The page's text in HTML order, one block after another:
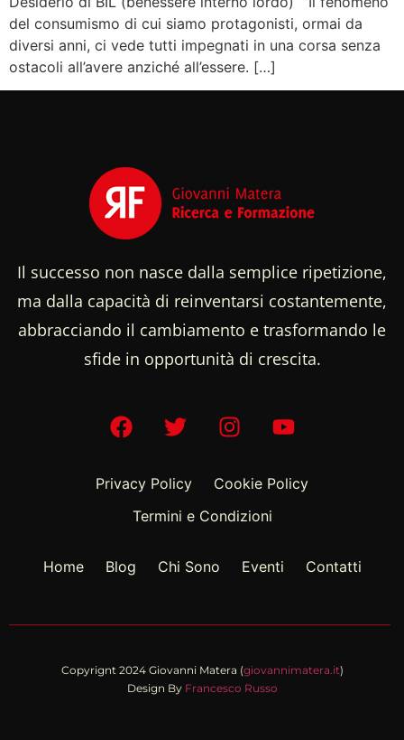
del consumismo di cui siamo protagonisti, ormai da
diversi anni, ci vede tutti impegnati in una corsa senza
ostacoli all’avere anziché all’essere. […]
Il successo non nasce dalla semplice ripetizione,
ma dalla capacità di reinventarsi costantemente,
abbracciando il cambiamento e trasformando le
sfide in opportunità di crescita.
Privacy Policy
Cookie Policy
Termini e Condizioni
Home Blog Chi Sono Eventi Contatti
Copyrignt 2024 Giovanni Matera (giovannimatera.it)
Design By Francesco Russo